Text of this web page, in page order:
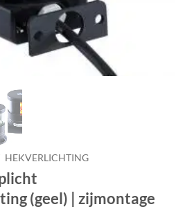
HEKVERLICHTING
(geel) | zijmontage